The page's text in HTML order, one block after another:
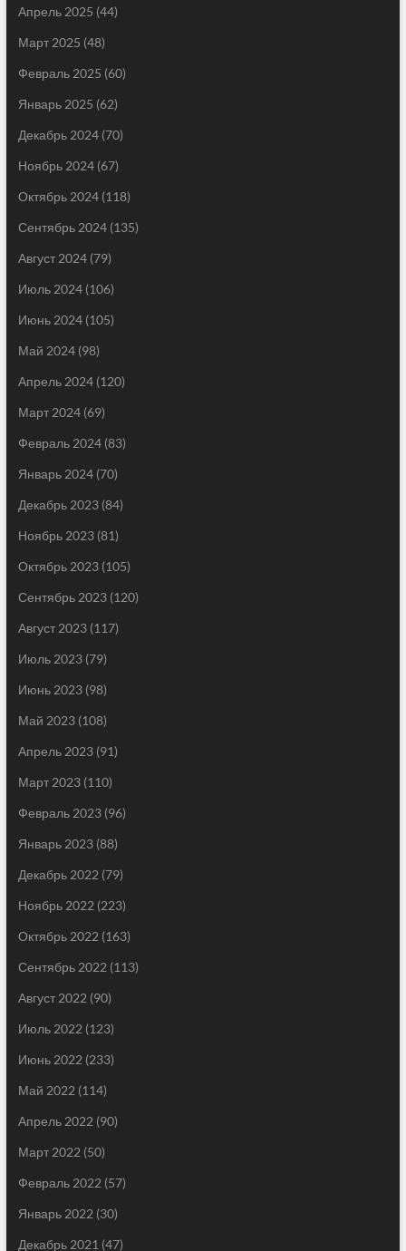
Апрель 2025 (44)
Март 2025 (48)
Февраль 2025 (60)
Январь 2025 (62)
Декабрь 2024(70)
Ноябрь 2024(67)
Октябрь 2024(118)
Сентябрь 2024(135)
Август 2024(79)
Июль 2024(106)
Июнь 2024(105)
Май 2024(98)
Апрель 2024(120)
Март 2024(69)
Февраль 2024(83)
Январь 2024(70)
Декабрь 2023(84)
Ноябрь 2023(81)
Октябрь 2023(105)
Сентябрь 2023(120)
Август 2023(117)
Июль 2023(79)
Июнь 2023(98)
Май 2023(108)
Апрель 2023(91)
Март 2023(110)
Февраль 2023(96)
Январь 2023(88)
Декабрь 2022 (79)
Ноябрь 2022 (223)
Октябрь 2022 (163)
Сентябрь 2022 (113)
Август 2022 (90)
Июль 2022 (123)
Июнь 2022 (233)
Май 2022 (114)
Апрель 2022 (90)
Март 2022 (50)
Февраль 2022 (57)
Январь 2022 (30)
Декабрь 2021 (47)